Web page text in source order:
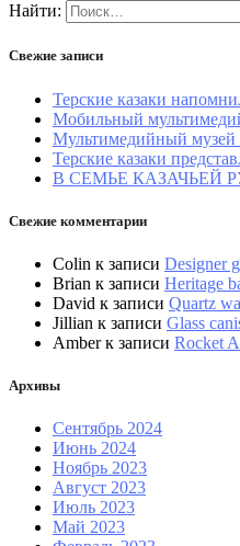
Найти:
Свежие записи
Терские казаки
Мобильный
Мультимедийный музей
Терские казаки
В СЕМЬЕ КАЗАЧЬЕЙ
Свежие комментарии
Colin к записи Designer
Brian к записи Heritage
David к записи Quartz
Jillian к записи Glass
Amberк записи Rocket
Архивы
Сентябрь 2024
Июнь 2024
Ноябрь 2023
Август 2023
Июль 2023
Май 2023